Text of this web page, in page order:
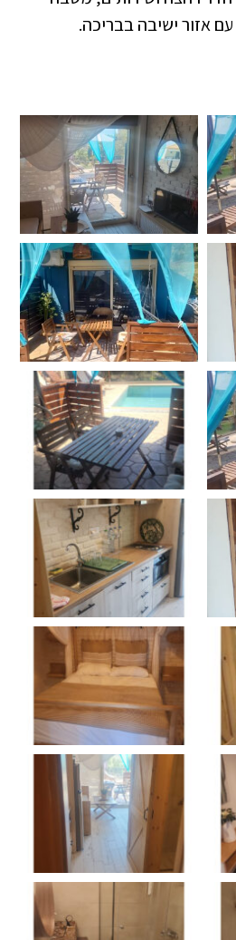
אזור ישיבה בבריכה.